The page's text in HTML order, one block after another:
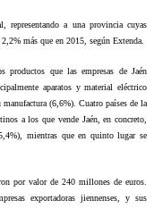
representando a una provincia cuyas
más que en 2015, según Extenda.
productos que las empresas de Jaén
aparatos y material eléctrico
(6,6%). Cuatro países de la
a los que vende Jaén, en concreto,
mientras que en quinto lugar se
por valor de 240 millones de euros.
exportadoras jiennenses, y sus